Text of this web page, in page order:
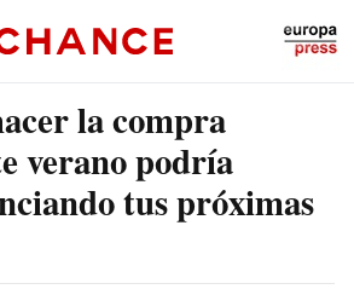
la compra
verano podría
tus próximas